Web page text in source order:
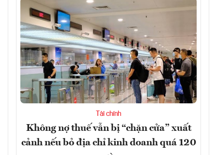
Tài chính
Không nợ thuế vẫn bị “chặn cửa” xuất
cảnh nếu bỏ địa chỉ kinh doanh quá 120